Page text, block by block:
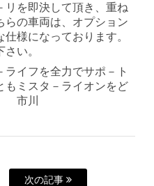
リを即決して頂き、重ね
らの車両は、オプション
様になっております。
い。
ライフを全力でサポ－ト
もミスタ－ライオンをど
市川
次の記事